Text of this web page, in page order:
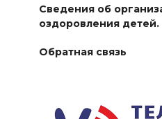
Сведения об
оздоровления детей.
Обратная связь